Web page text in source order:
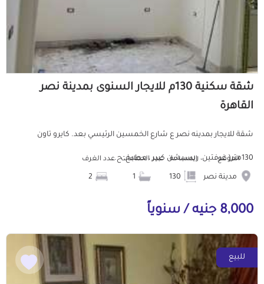
شقة سكنية 130م للايجار السنوى بمدينة نصر
القاهرة
شقة للايجار بمدينه نصر ع شارع الخمسين الرئيسي بعد. كايرو تاون
130متر( غرفتين، ريسبشن كبير ، مطبخ، ح... الموقع
مدينة نصر
المساحة عدد الحمامات عدد الغرف
8,000 جنيه / سنوياً
للبيع